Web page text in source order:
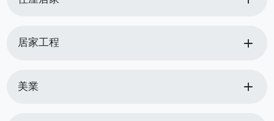
居家工程 add
美業 add